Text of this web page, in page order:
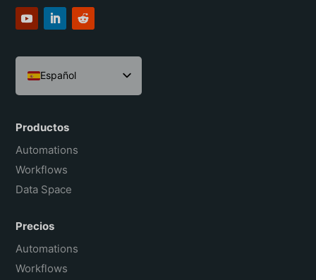
Español
English
Português do Brasil
Français
Productos
Automations
Workflows
Data Space
Precios
Automations
Workflows